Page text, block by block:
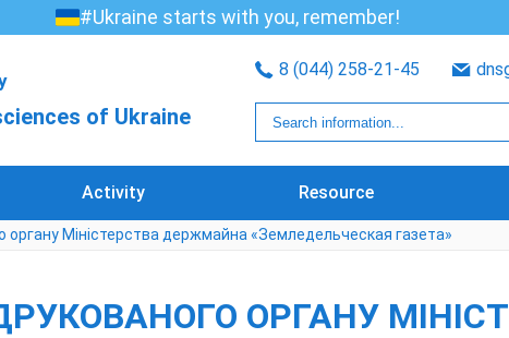
#Ukraine starts with you, remember!
of Ukraine
8 (044) 258-21-45
Activity Resource
органу Міністерства держмайна «Земледельческая газета»
ДРУКОВАНОГО ОРГАНУ